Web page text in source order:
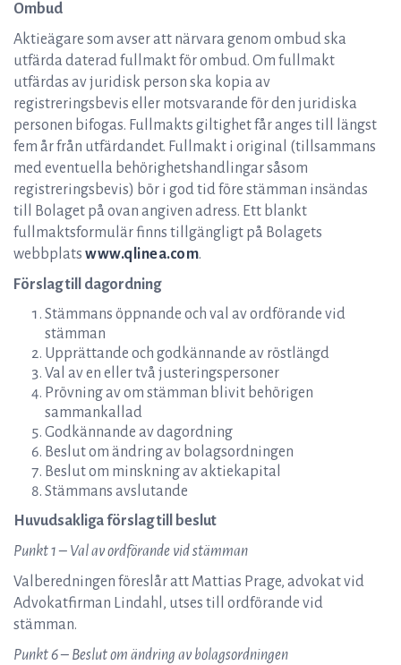
Ombud
Aktieägare som avser att närvara genom ombud ska
utfärda daterad fullmakt för ombud. Om fullmakt
utfärdas av juridisk person ska kopia av
registreringsbevis eller motsvarande för den juridiska
personen bifogas. Fullmakts giltighet får anges till längst
fem år från utfärdandet. Fullmakt i original (tillsammans
med eventuella behörighetshandlingar såsom
registreringsbevis) bör i god tid före stämman insändas
till Bolaget på ovan angiven adress. Ett blankt
fullmaktsformulär finns tillgängligt på Bolagets
webbplats www.qlinea.com.
Förslag till dagordning
Stämmans öppnande och val av ordförande vid
stämman
Upprättande och godkännande av röstlängd
Val av en eller två justeringspersoner
Prövning av om stämman blivit behörigen
sammankallad
Godkännande av dagordning
Beslut om ändring av bolagsordningen
Beslut om minskning av aktiekapital
Stämmans avslutande
Huvudsakliga förslag till beslut
Punkt 1 – Val av ordförande vid stämman
Valberedningen föreslår att Mattias Prage, advokat vid
Advokatfirman Lindahl, utses till ordförande vid
stämman.
Punkt 6 – Beslut om ändring av bolagsordningen